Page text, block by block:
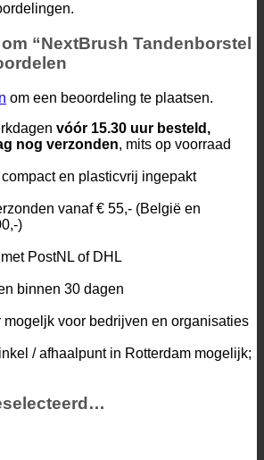
“NextBrush Tandenborstel
om een beoordeling te plaatsen.
vóór 15.30 uur besteld,
nog verzonden, mits op voorraad
en plasticvrij ingepakt
vanaf € 55,- (België en
)
PostNL of DHL
binnen 30 dagen
mogeljk voor bedrijven en organisaties
/ afhaalpunt in Rotterdam mogelijk;